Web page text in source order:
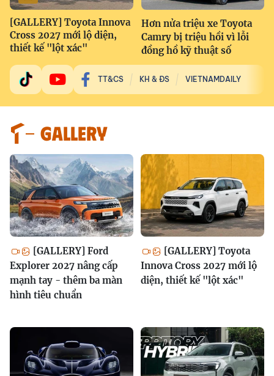
[GALLERY] Toyota Innova
Cross 2027 mới lộ diện,
thiết kế "lột xác"
Hơn nửa triệu xe Toyota
Camry bị triệu hồi vì lỗi
đồng hồ kỹ thuật số
TT&CS KH & ĐS VIETNAMDAILY
GALLERY
[GALLERY] Ford
Explorer 2027 nâng cấp
mạnh tay - thêm ba màn
hình tiêu chuẩn
[GALLERY] Toyota
Innova Cross 2027 mới lộ
diện, thiết kế "lột xác"